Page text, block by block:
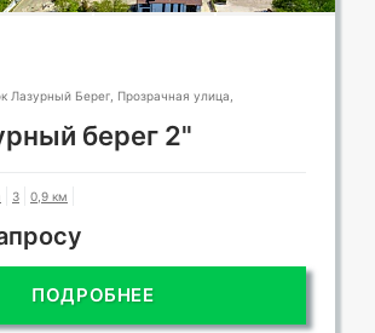
Лазурный Берег, Прозрачная улица,
берег 2"
3 0,9 км
ПОДРОБНЕЕ